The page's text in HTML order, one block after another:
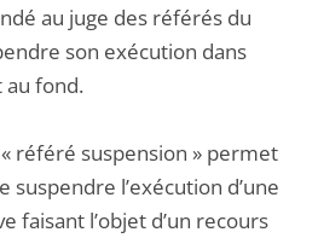
au juge des référés du
son exécution dans
au fond.
référé suspension » permet
suspendre l’exécution d’une
faisant l’objet d’un recours